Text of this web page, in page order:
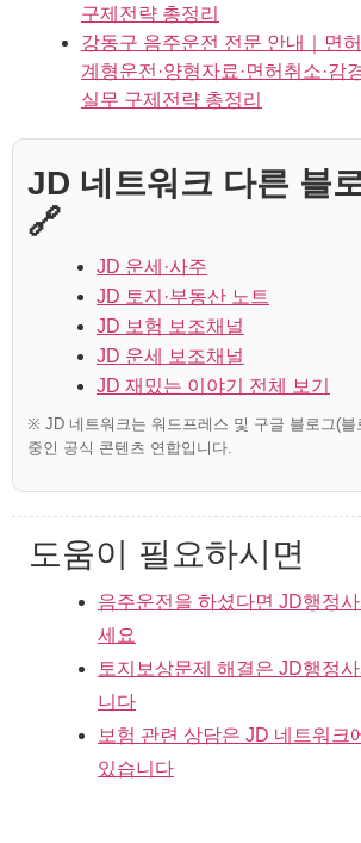
구제전략 총정리
강동구 음주운전 전문 안내｜면
계형운전·양형자료·면허취소·감
실무 구제전략 총정리
JD 네트워크 다른 블
🔗
JD 운세·사주
JD 토지·부동산 노트
JD 보험 보조채널
JD 운세 보조채널
JD 재밌는 이야기 전체 보기
※ JD 네트워크는 워드프레스 및 구글 블로그(블
중인 공식 콘텐츠 연합입니다.
도움이 필요하시면
음주운전을 하셨다면 JD행정
세요
토지보상문제 해결은 JD행정
니다
보험 관련 상담은 JD 네트워크
있습니다